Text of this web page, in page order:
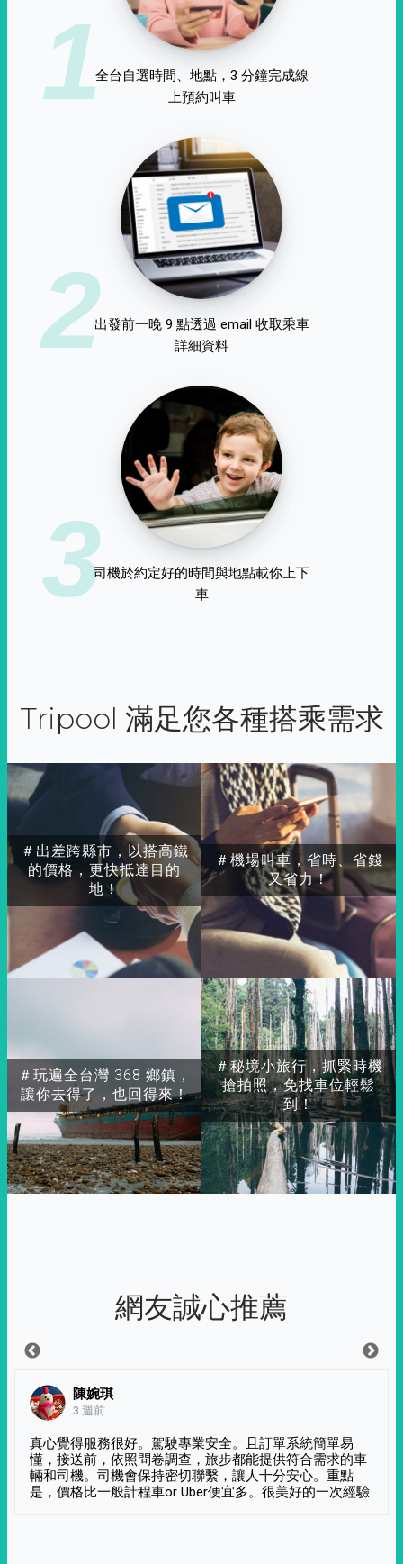
1全台自選時間、地點，3 分鐘完成線
上預約叫車
2出發前一晚 9 點透過 email 收取乘車
詳細資料
3司機於約定好的時間與地點載你上下
車
Tripool 滿足您各種搭乘需求
＃出差跨縣市，以搭高鐵
的價格，更快抵達目的
地！
＃玩遍全台灣 368 鄉鎮，
讓你去得了，也回得來！
＃秘境小旅行，抓緊時機
搶拍照，免找車位輕鬆
到！
＃機場叫車，省時、省錢
又省力！
網友誠心推薦
陳婉琪
3 週前
真心覺得服務很好。駕駛專業安全。且訂單系統簡單易
懂，接送前，依照問卷調查，旅步都能提供符合需求的車
輛和司機。司機會保持密切聯繫，讓人十分安心。重點
是，價格比一般計程車or Uber便宜多。很美好的一次經驗